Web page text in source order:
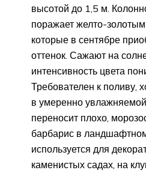
высотой до 1,5 м.
поражает желто-
которые в сентябре
оттенок. Сажают на
интенсивность цвета
Требователен к поливу,
в умеренно
переносит плохо,
барбарис в
используется для
каменистых садах, на